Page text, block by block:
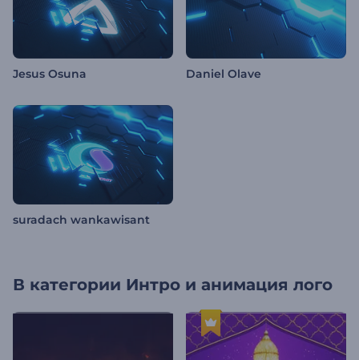
Jesus Osuna Daniel Olave
suradach wankawisant
В категории Интро и анимация лого